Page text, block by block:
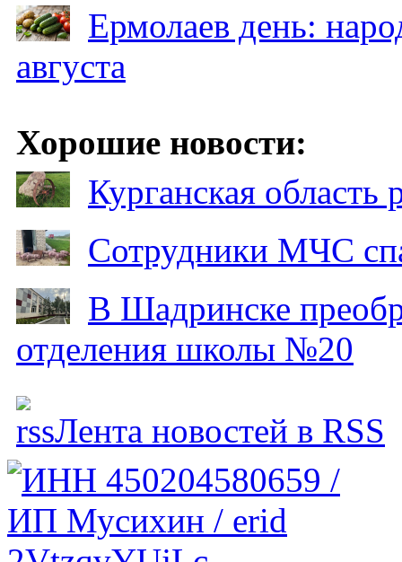
Ермолаев день:
августа
Хорошие новости:
Курганская
Сотрудники МЧС
В Шадринске
отделения школы №20
Лента новостей в RSS